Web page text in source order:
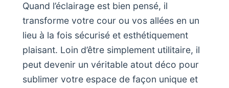
Quand l’éclairage est bien pensé, il
transforme votre cour ou vos allées en un
lieu à la fois sécurisé et esthétiquement
plaisant. Loin d’être simplement utilitaire, il
peut devenir un véritable atout déco pour
sublimer votre espace de façon unique et